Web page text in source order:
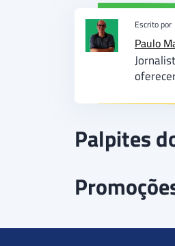
Escrito por
Paulo
Palpites